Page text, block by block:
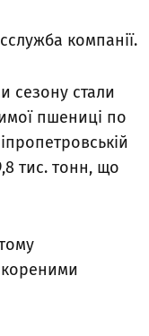
компанії.
сезону стали
пшениці по
тис. тонн, що